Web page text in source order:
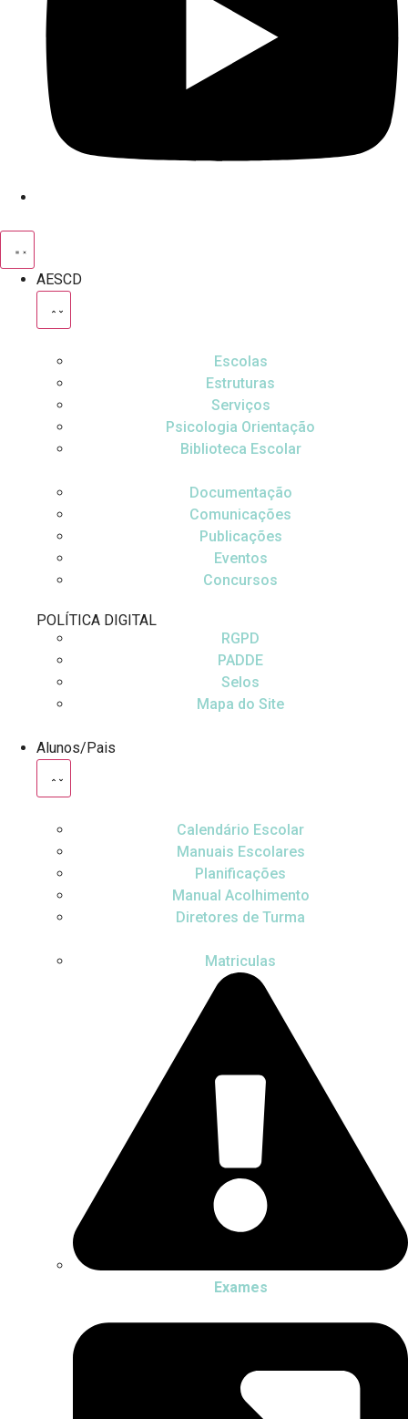
AESCD
Escolas
Estruturas
Serviços
Psicologia Orientação
Biblioteca Escolar
Documentação
Comunicações
Publicações
Eventos
Concursos
POLÍTICA DIGITAL
RGPD
PADDE
Selos
Mapa do Site
Alunos/Pais
Calendário Escolar
Manuais Escolares
Planificações
Manual Acolhimento
Diretores de Turma
Matriculas
Exames